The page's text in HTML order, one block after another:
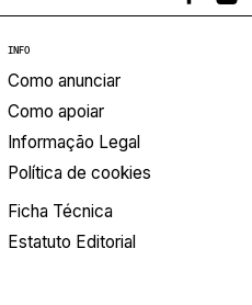
INFO
Como anunciar
Como apoiar
Informação Legal
Política de cookies
Ficha Técnica
Estatuto Editorial